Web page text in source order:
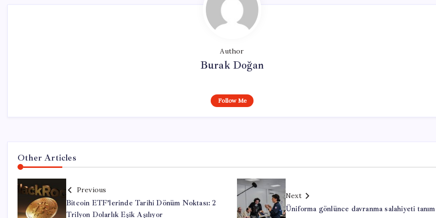
Author
Burak Doğan
Follow Me
Other Articles
Previous
Bitcoin ETF’lerinde Tarihi Dönüm Noktası: 2
Trilyon Dolarlık Eşik Aşılıyor
Next
Üniforma gönlünce davranma salahiyeti